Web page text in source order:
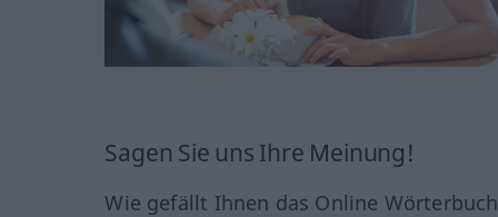
Sagen Sie uns Ihre Meinung!
Wie gefällt Ihnen das Online